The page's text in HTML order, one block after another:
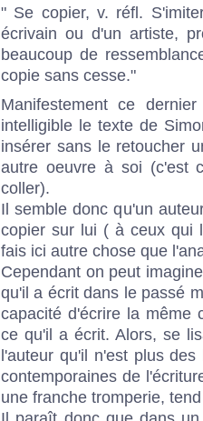
" Se copier, v. réfl.
écrivain ou d'un artiste,
beaucoup de
copie sans cesse."
Manifestement ce
intelligible le texte de
insérer sans le retoucher
autre oeuvre à soi (c'est
coller).
Il semble donc qu'un
copier sur lui ( à ceux qui
fais ici autre chose que
Cependant on peut
qu'il a écrit dans le passé
capacité d'écrire la même
ce qu'il a écrit. Alors, se
l'auteur qu'il n'est plus
contemporaines de
une franche tromperie,